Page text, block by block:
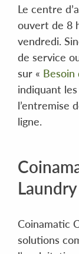
Le centre
ouvert de 8
vendredi.
de service
sur « Besoin
indiquant
l’entremise
ligne.
Coinamatic
solutions